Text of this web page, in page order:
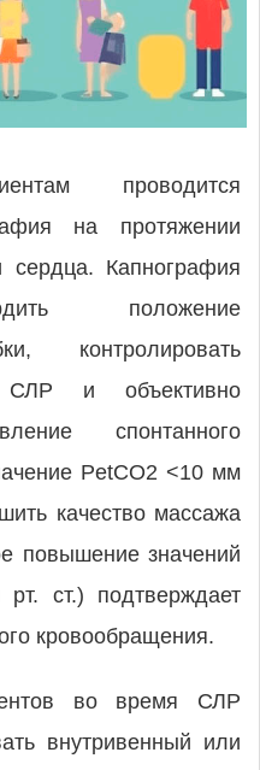
проводится
на протяжении
сердца. Капнография
положение
контролировать
СЛР и объективно
спонтанного
PetCO2 <10 мм
качество массажа
повышение значений
ст.) подтверждает
кровообращения.
во время СЛР
внутривенный или